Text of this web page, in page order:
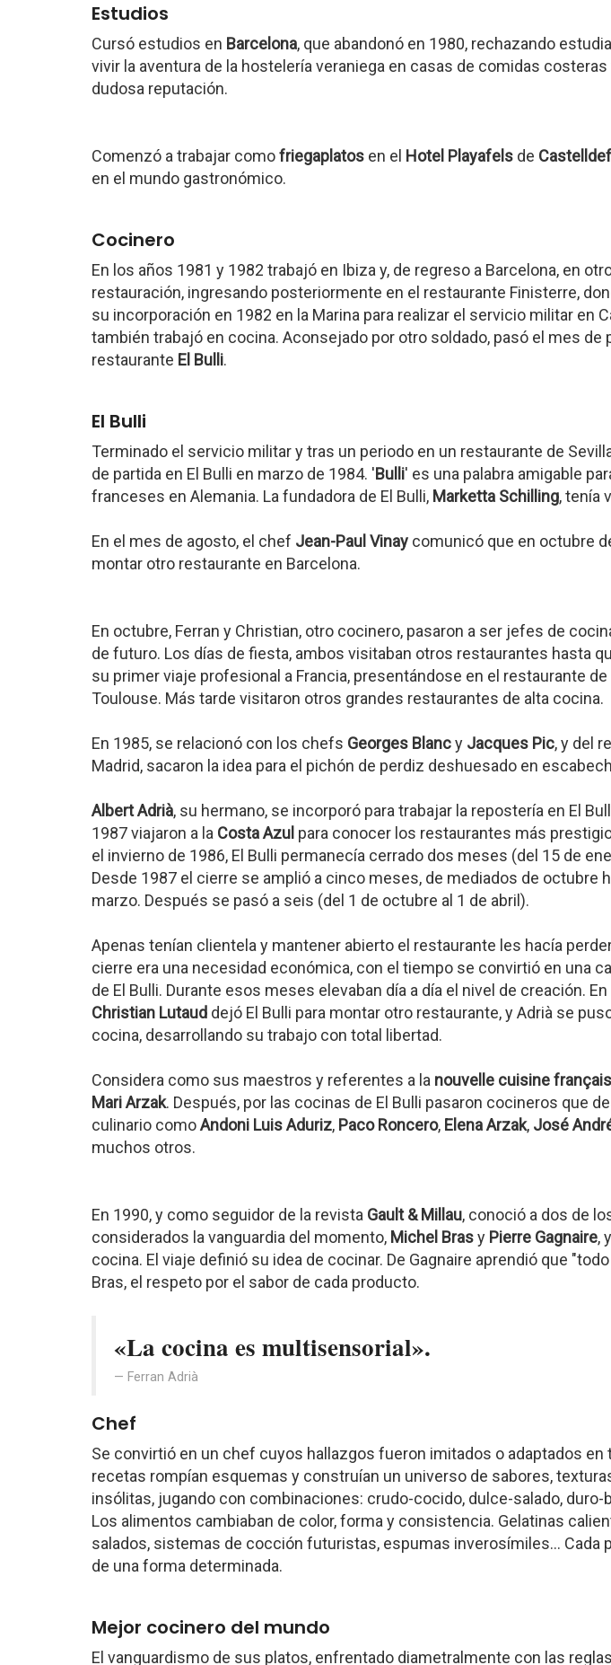
Estudios
Cursó estudios en Barcelona, que abandonó en 1980, rechazando
vivir la aventura de la hostelería veraniega en casas de comidas costeras
dudosa reputación.
Comenzó a trabajar comofriegaplatos en el Hotel Playafels de
en el mundo gastronómico.
Cocinero
En los años 1981 y 1982 trabajó en Ibiza y, de regreso a Barcelona, en
restauración, ingresando posteriormente en el restaurante Finisterre,
su incorporación en 1982 en la Marina para realizar el servicio militar en
también trabajó en cocina. Aconsejado por otro soldado, pasó el mes de
restaurante El Bulli.
El Bulli
Terminado el servicio militar y tras un periodo en un restaurante de
de partida en El Bulli en marzo de 1984. 'Bulli' es una palabra amigable
franceses en Alemania. La fundadora de El Bulli, Marketta Schilling, tenía
En el mes de agosto, el chef Jean-Paul Vinay comunicó que en octubre
montar otro restaurante en Barcelona.
En octubre, Ferran y Christian, otro cocinero, pasaron a ser jefes de
de futuro. Los días de fiesta, ambos visitaban otros restaurantes hasta
su primer viaje profesional a Francia, presentándose en el restaurante de
Toulouse. Más tarde visitaron otros grandes restaurantes de alta cocina.
En 1985, se relacionó con los chefs Georges Blancy Jacques Pic, y del
Madrid, sacaron la idea para el pichón de perdiz deshuesado en
Albert Adrià, su hermano, se incorporó para trabajar la repostería en El
1987 viajaron a la Costa Azul para conocer los restaurantes más
el invierno de 1986, El Bulli permanecía cerrado dos meses (del 15 de
Desde 1987 el cierre se amplió a cinco meses, de mediados de octubre
marzo. Después se pasó a seis (del 1 de octubre al 1 de abril).
Apenas tenían clientela y mantener abierto el restaurante les hacía
cierre era una necesidad económica, con el tiempo se convirtió en una
de El Bulli. Durante esos meses elevaban día a día el nivel de creación.
Christian Lutaud dejó El Bulli para montar otro restaurante, y Adrià se
cocina, desarrollando su trabajo con total libertad.
Considera como sus maestros y referentes a la nouvelle cuisine
Mari Arzak. Después, por las cocinas de El Bulli pasaron cocineros que
culinario comoAndoni Luis Aduriz, Paco Roncero, Elena Arzak, José
muchos otros.
En 1990, y como seguidor de la revista Gault & Millau, conoció a dos de
considerados la vanguardia del momento, Michel Brasy Pierre Gagnaire,
cocina. El viaje definió su idea de cocinar. De Gagnaire aprendió que
Bras, el respeto por el sabor de cada producto.
«La cocina es multisensorial».
Ferran Adrià
Chef
Se convirtió en un chef cuyos hallazgos fueron imitados o adaptados en
recetas rompían esquemas y construían un universo de sabores,
insólitas, jugando con combinaciones: crudo-cocido, dulce-salado, duro-
Los alimentos cambiaban de color, forma y consistencia. Gelatinas
salados, sistemas de cocción futuristas, espumas inverosímiles... Cada
de una forma determinada.
Mejor cocinero del mundo
El vanguardismo de sus platos, enfrentado diametralmente con las